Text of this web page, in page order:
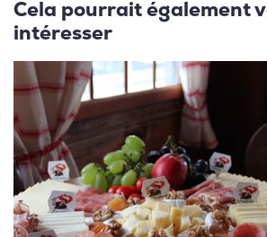
Cela pourrait également
intéresser